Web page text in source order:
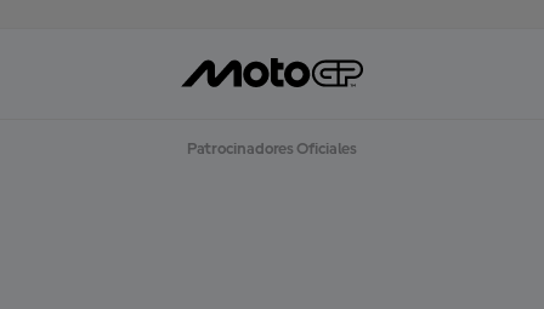
Patrocinadores Oficiales